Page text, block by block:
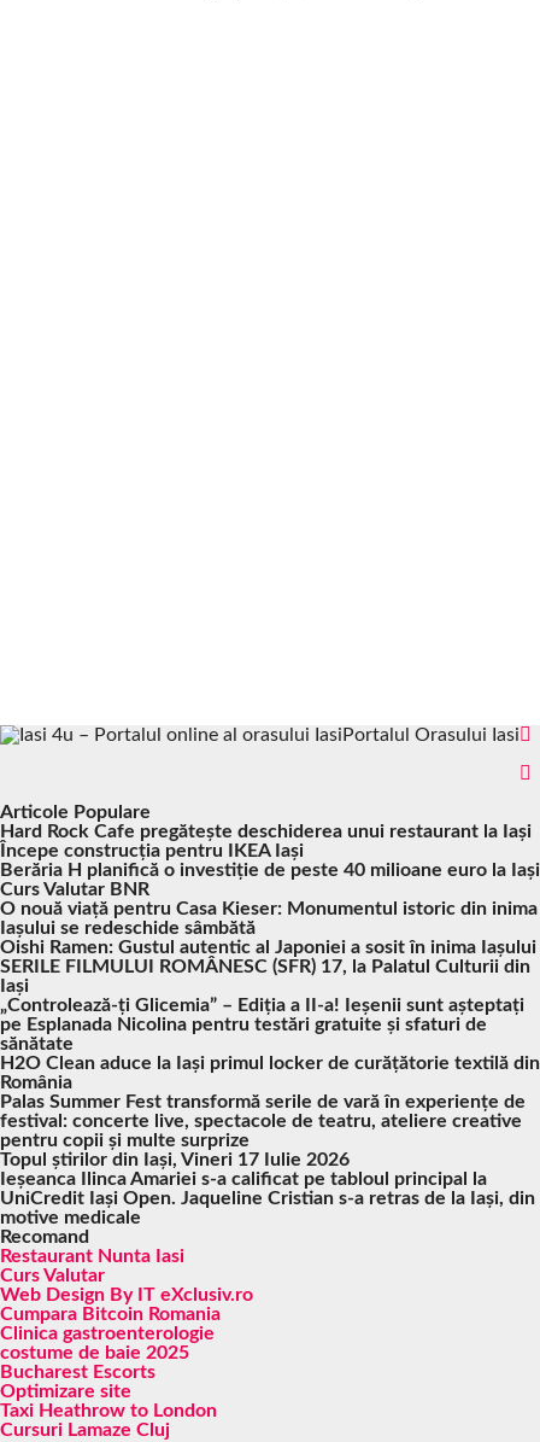
Portalul Orasului Iasi
Articole Populare
Hard Rock Cafe pregătește deschiderea unui restaurant la Iași
Începe construcția pentru IKEA Iași
Berăria H planifică o investiție de peste 40 milioane euro la Iași
Curs Valutar BNR
O nouă viață pentru Casa Kieser: Monumentul istoric din inima
Iașului se redeschide sâmbătă
Oishi Ramen: Gustul autentic al Japoniei a sosit în inima Iașului
SERILE FILMULUI ROMÂNESC (SFR) 17, la Palatul Culturii din
Iași
„Controlează-ți Glicemia” – Ediția a II-a! Ieșenii sunt așteptați
pe Esplanada Nicolina pentru testări gratuite și sfaturi de
sănătate
H2O Clean aduce la Iași primul locker de curățătorie textilă din
România
Palas Summer Fest transformă serile de vară în experiențe de
festival: concerte live, spectacole de teatru, ateliere creative
pentru copii și multe surprize
Topul știrilor din Iași, Vineri 17 Iulie 2026
Ieșeanca Ilinca Amariei s-a calificat pe tabloul principal la
UniCredit Iași Open. Jaqueline Cristian s-a retras de la Iași, din
motive medicale
Recomand
Restaurant Nunta Iasi
Curs Valutar
Web Design By IT eXclusiv.ro
Cumpara Bitcoin Romania
Clinica gastroenterologie
costume de baie 2025
Bucharest Escorts
Optimizare site
Taxi Heathrow to London
Cursuri Lamaze Cluj